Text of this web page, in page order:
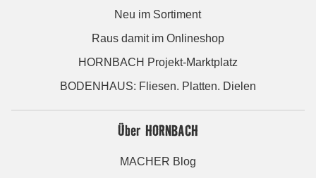
Neu im Sortiment
Raus damit im Onlineshop
HORNBACH Projekt-Marktplatz
BODENHAUS: Fliesen. Platten. Dielen
Über HORNBACH
MACHER Blog